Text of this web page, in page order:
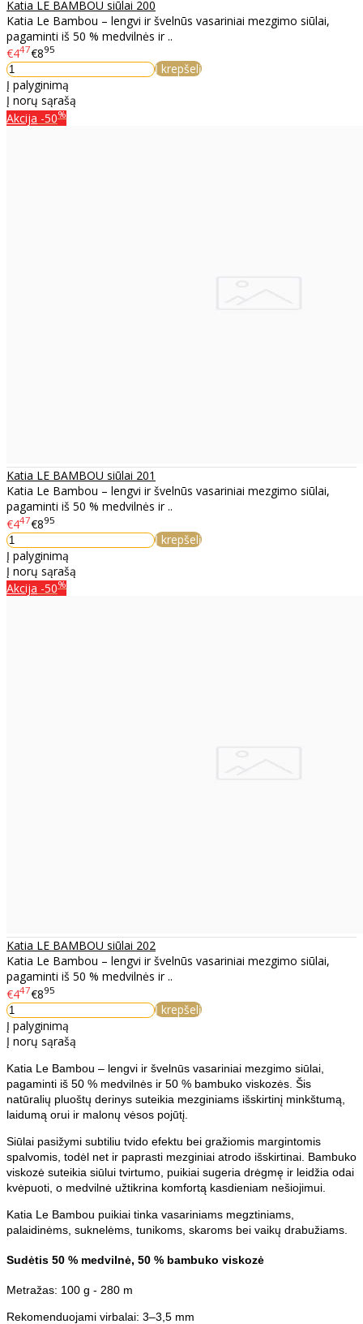
Katia LE BAMBOU siūlai 200
Katia Le Bambou – lengvi ir švelnūs vasariniai mezgimo siūlai,
pagaminti iš 50 % medvilnės ir ..
€447€895
Į krepšelį
Į palyginimą
Į norų sąrašą
Akcija -50%
Katia LE BAMBOU siūlai 201
Katia Le Bambou – lengvi ir švelnūs vasariniai mezgimo siūlai,
pagaminti iš 50 % medvilnės ir ..
€447€895
Į krepšelį
Į palyginimą
Į norų sąrašą
Akcija -50%
Katia LE BAMBOU siūlai 202
Katia Le Bambou – lengvi ir švelnūs vasariniai mezgimo siūlai,
pagaminti iš 50 % medvilnės ir ..
€447€895
Į krepšelį
Į palyginimą
Į norų sąrašą
Katia Le Bambou – lengvi ir švelnūs vasariniai mezgimo siūlai,
pagaminti iš 50 % medvilnės ir 50 % bambuko viskozės. Šis
natūralių pluoštų derinys suteikia mezginiams išskirtinį minkštumą,
laidumą orui ir malonų vėsos pojūtį.
Siūlai pasižymi subtiliu tvido efektu bei gražiomis margintomis
spalvomis, todėl net ir paprasti mezginiai atrodo išskirtinai. Bambuko
viskozė suteikia siūlui tvirtumo, puikiai sugeria drėgmę ir leidžia odai
kvėpuoti, o medvilnė užtikrina komfortą kasdieniam nešiojimui.
Katia Le Bambou puikiai tinka vasariniams megztiniams,
palaidinėms, suknelėms, tunikoms, skaroms bei vaikų drabužiams.
Sudėtis 50 % medvilnė, 50 % bambuko viskozė
Metražas: 100 g - 280 m
​Rekomenduojami virbalai: 3–3,5 mm